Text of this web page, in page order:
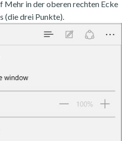
Mehr in der oberen rechten Ecke
(die drei Punkte).